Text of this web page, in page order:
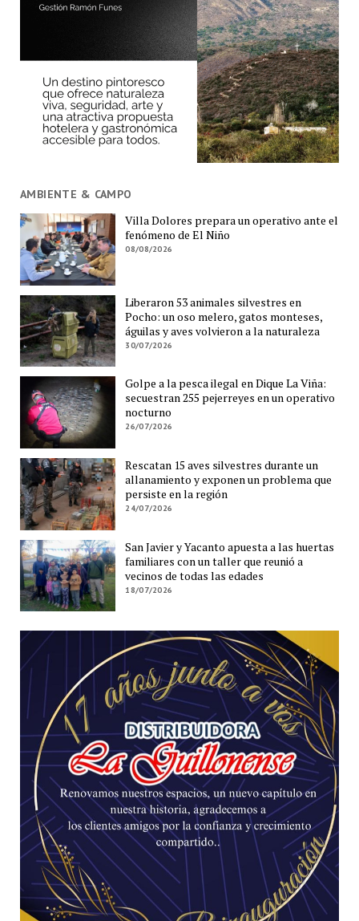
AMBIENTE & CAMPO
Villa Dolores prepara un operativo ante el
fenómeno de El Niño
08/08/2026
Liberaron 53 animales silvestres en
Pocho: un oso melero, gatos monteses,
águilas y aves volvieron a la naturaleza
30/07/2026
Golpe a la pesca ilegal en Dique La Viña:
secuestran 255 pejerreyes en un operativo
nocturno
26/07/2026
Rescatan 15 aves silvestres durante un
allanamiento y exponen un problema que
persiste en la región
24/07/2026
San Javier y Yacanto apuesta a las huertas
familiares con un taller que reunió a
vecinos de todas las edades
18/07/2026